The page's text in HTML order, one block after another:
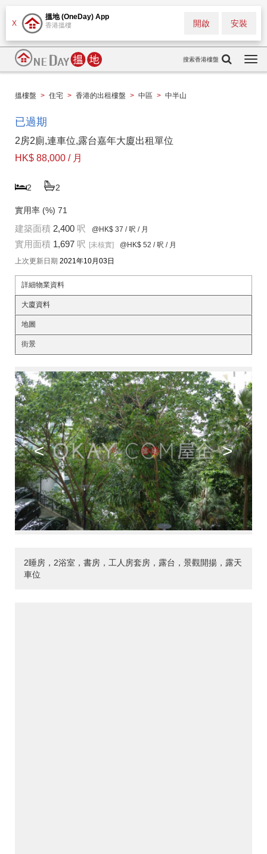
X
搵地 (OneDay) App
香港搵樓 安裝
開啟
搜索香港樓盤
搵樓盤 > 住宅 > 香港的出租樓盤 > 中區 > 中半山
已過期
2房2廁,連車位,露台嘉年大廈出租單位
HK$ 88,000 / 月
2 2
實用率 (%) 71
建築面積 2,400 呎 @HK$ 37 / 呎 / 月
實用面積 1,697 呎 [未核實] @HK$ 52 / 呎 / 月
上次更新日期 2021年10月03日
詳細物業資料
大廈資料
地圖
街景
< >
2睡房，2浴室，書房，工人房套房，露台，景觀開揚，露天
車位